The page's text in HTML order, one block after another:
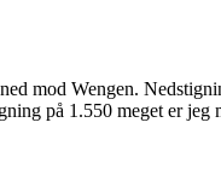
mod Wengen.
på 1.550 meget er